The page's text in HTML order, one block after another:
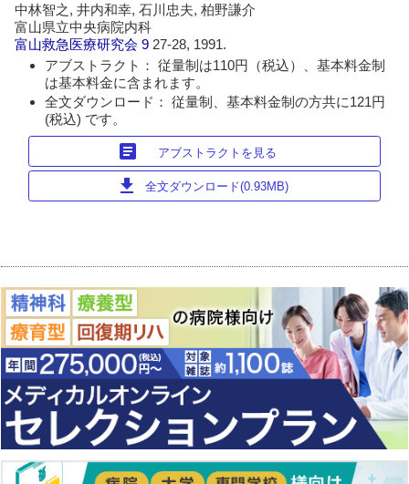
中林智之, 井内和幸, 石川忠夫, 柏野謙介
富山県立中央病院内科
富山救急医療研究会 9 27-28, 1991.
アブストラクト： 従量制は110円（税込）、基本料金制
は基本料金に含まれます。
全文ダウンロード： 従量制、基本料金制の方共に121円
(税込) です。
article アブストラクトを見る
download 全文ダウンロード(0.93MB)